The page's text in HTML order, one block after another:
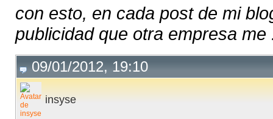
con esto, en cada post de mi
publicidad que otra empresa me
09/01/2012, 19:10
insyse